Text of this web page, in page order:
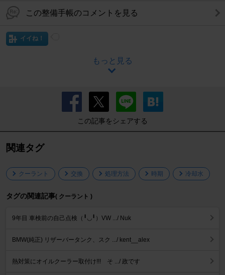
この整備手帳のコメントを見る
イイね！
もっと見る
この記事をシェアする
関連タグ
クーラント 交換 処理方法 時期 冷却水
タグの関連記事( クーラント )
9年目 車検前の自己点検（╹◡╹）VW .../ Nuk
BMW(純正) リザーバータンク、スク .../ kent__alex
熱対策にオイルクーラー取付け!!! そ .../ 政です